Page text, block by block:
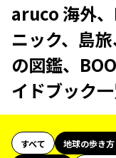
aruco 海外
ニック、島
の図鑑、
イドブック
すべて 地球の歩き